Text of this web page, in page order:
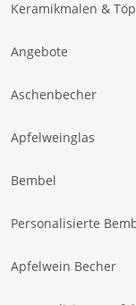
Keramikmalen &
Angebote
Aschenbecher
Apfelweinglas
Bembel
Personalisierte
Apfelwein Becher